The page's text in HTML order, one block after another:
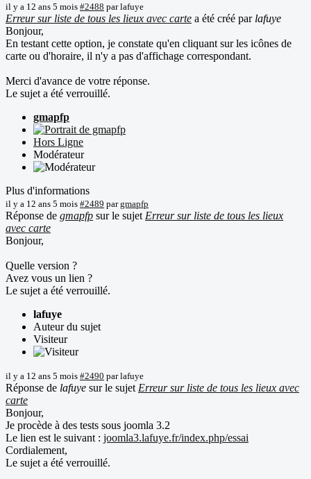
il y a 12 ans 5 mois #2488 parlafuye
Erreur sur liste de tous les lieux avec carte a été créé par lafuye
Bonjour,
En testant cette option, je constate qu'en cliquant sur les icônes de
carte ou d'horaire, il n'y a pas d'affichage correspondant.
Merci d'avance de votre réponse.
Le sujet a été verrouillé.
gmapfp
Hors Ligne
Modérateur
Plus d'informations
il y a 12 ans 5 mois #2489 pargmapfp
Réponse de gmapfp sur le sujet Erreur sur liste de tous les lieux
avec carte
Bonjour,
Quelle version ?
Avez vous un lien ?
Le sujet a été verrouillé.
lafuye
Auteur du sujet
Visiteur
il y a 12 ans 5 mois #2490 parlafuye
Réponse de lafuye sur le sujet Erreur sur liste de tous les lieux avec
carte
Bonjour,
Je procède à des tests sous joomla 3.2
Le lien est le suivant : joomla3.lafuye.fr/index.php/essai
Cordialement,
Le sujet a été verrouillé.